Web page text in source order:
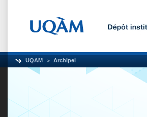
UQAM Archipel